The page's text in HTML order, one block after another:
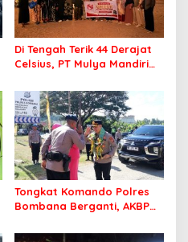
Di Tengah Terik 44 Derajat
Celsius, PT Mulya Mandiri
Jamaah Tetap Sehat dan
Nyaman Beribadah
Tongkat Komando Polres
Bombana Berganti, AKBP
Kepolisian Bombana